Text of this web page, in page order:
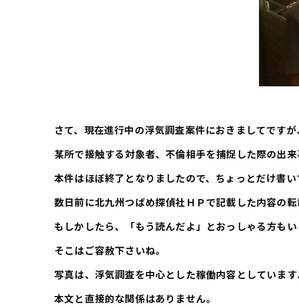
さて、現在進行中の浮気調査案件におきましてです
某所で接触する対象者、不倫相手を捕捉した際の出来
本件はほぼ終了となりましたので、ちょっとだけ書
数日前に北九州つばめ探偵社ＨＰで記載した内容の
もしかしたら、「もう読んだよ」とおっしゃる方も
そこはご容赦下さいね。
写真は、浮気調査を中心とした稼働内容としています
本文と直接的な関係はありません。